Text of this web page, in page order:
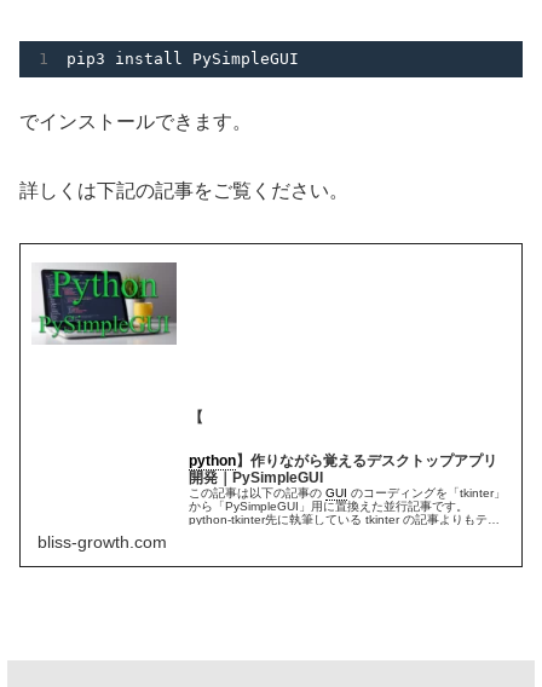
pip3 install PySimpleGUI
でインストールできます。
詳しくは下記の記事をご覧ください。
【
python】作りながら覚えるデスクトップアプリ
開発｜PySimpleGUI
この記事は以下の記事のGUI のコーディングを「tkinter」
から「PySimpleGUI」用に置換えた並行記事です。
python-tkinter先に執筆している tkinter の記事よりもテン
bliss-growth.com